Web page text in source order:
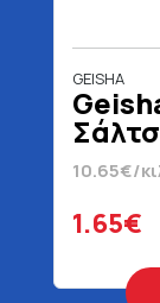
GEISHA
10.65€/
1.65€